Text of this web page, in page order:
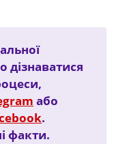
дізнаватися
або
.
факти.